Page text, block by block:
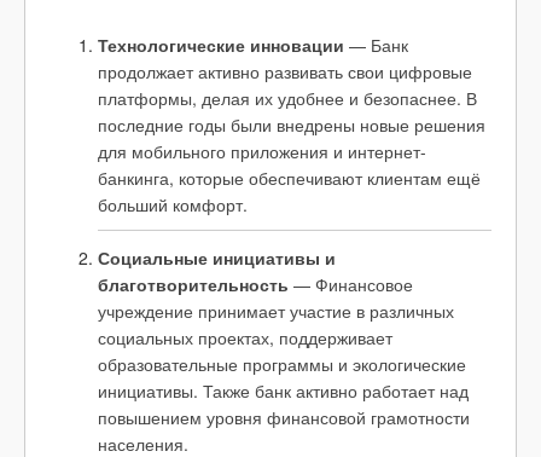
Технологические инновации — Банк
продолжает активно развивать свои цифровые
платформы, делая их удобнее и безопаснее. В
последние годы были внедрены новые решения
для мобильного приложения и интернет-
банкинга, которые обеспечивают клиентам ещё
больший комфорт.
Социальные инициативы и
благотворительность — Финансовое
учреждение принимает участие в различных
социальных проектах, поддерживает
образовательные программы и экологические
инициативы. Также банк активно работает над
повышением уровня финансовой грамотности
населения.